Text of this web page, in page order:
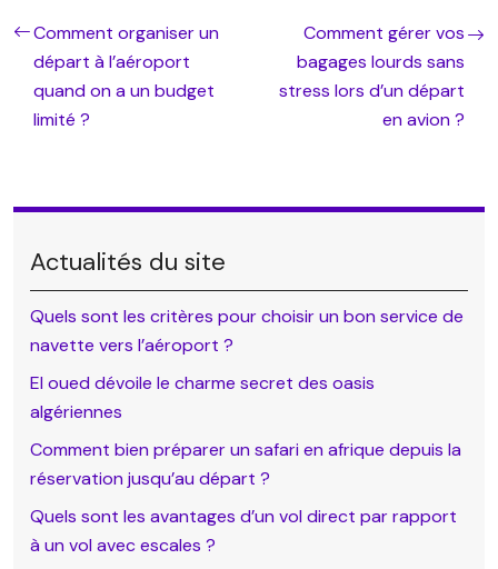
Comment organiser un
départ à l’aéroport
quand on a un budget
limité ?
Comment gérer vos
bagages lourds sans
stress lors d’un départ
en avion ?
Actualités du site
Quels sont les critères pour choisir un bon service de
navette vers l’aéroport ?
El oued dévoile le charme secret des oasis
algériennes
Comment bien préparer un safari en afrique depuis la
réservation jusqu’au départ ?
Quels sont les avantages d’un vol direct par rapport
à un vol avec escales ?